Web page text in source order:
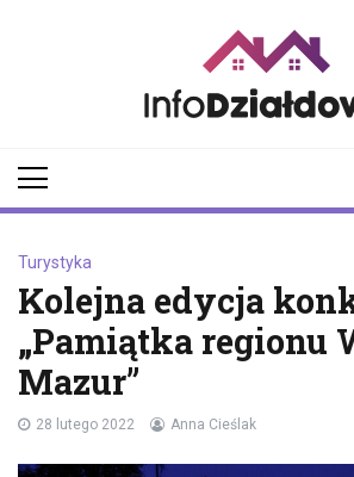
Turystyka
Kolejna edycja
„Pamiątka regionu
Mazur”
28 lutego 2022 Anna Cieślak